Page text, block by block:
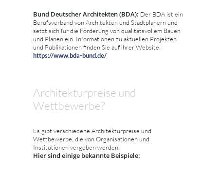
Bund Deutscher Architekten (BDA): Der BDA ist ein
Berufsverband von Architekten und Stadtplanern und
setzt sich für die Förderung von qualitätsvollem Bauen
und Planen ein. Informationen zu aktuellen Projekten
und Publikationen finden Sie auf ihrer Website:
https://www.bda-bund.de/
Architekturpreise und
Wettbewerbe?
Es gibt verschiedene Architekturpreise und
Wettbewerbe, die von Organisationen und
Institutionen vergeben werden.
Hier sind einige bekannte Beispiele: